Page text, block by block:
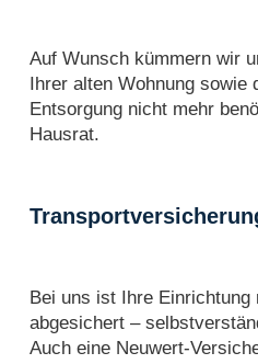
Auf Wunsch kümmern wir
Ihrer alten Wohnung sowie
Entsorgung nicht mehr
Hausrat.
Bei uns ist Ihre
abgesichert –
Auch eine Neuwert-